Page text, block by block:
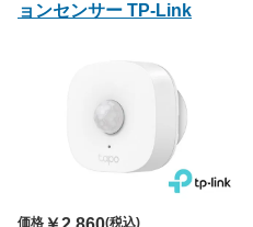
ョンセンサー TP-Link
価格 (税込)